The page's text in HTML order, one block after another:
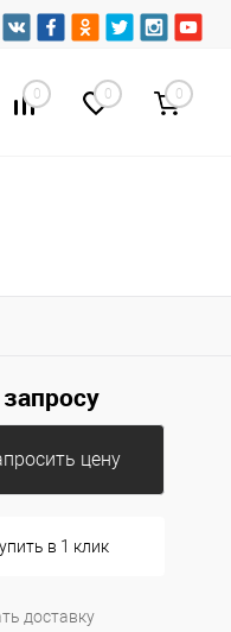
0 0 0
цену
в 1 клик
доставку